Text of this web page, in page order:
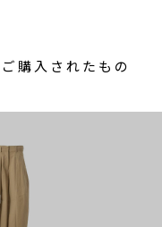
購入されたもの